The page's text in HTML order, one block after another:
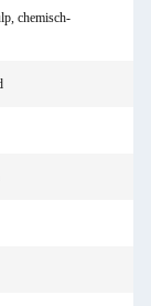
chemisch-